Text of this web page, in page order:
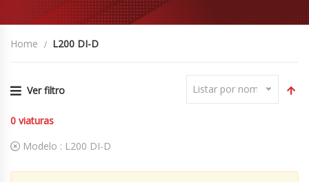
Home L200 DI-D
Ver filtro Listar por nome
0 viaturas
Modelo : L200 DI-D